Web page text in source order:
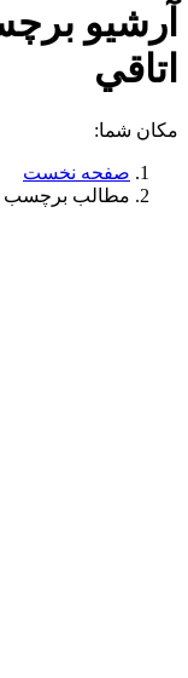
آرشیو
اتاقي
مکان شما:
صفحه نخست
مطالب برچسب